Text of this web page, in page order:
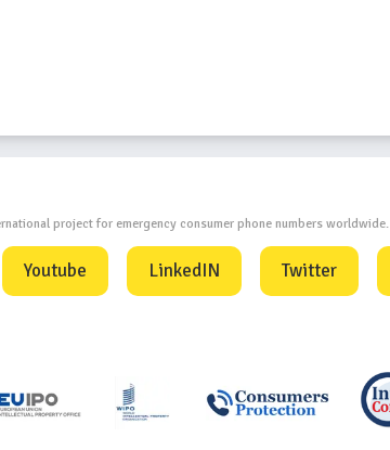
project for emergency consumer phone numbers worldwide.
Youtube LinkedIN Twitter